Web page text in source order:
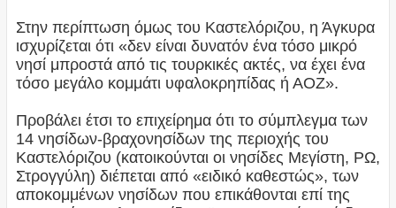
Στην περίπτωση όμως του Καστελόριζου, η Άγκυρα
ισχυρίζεται ότι «δεν είναι δυνατόν ένα τόσο μικρό
νησί μπροστά από τις τουρκικές ακτές, να έχει ένα
τόσο μεγάλο κομμάτι υφαλοκρηπίδας ή ΑΟΖ».
Προβάλει έτσι το επιχείρημα ότι το σύμπλεγμα των
14 νησίδων-βραχονησίδων της περιοχής του
Καστελόριζου (κατοικούνται οι νησίδες Μεγίστη, ΡΩ,
Στρογγύλη) διέπεται από «ειδικό καθεστώς», των
αποκομμένων νησίδων που επικάθονται επί της